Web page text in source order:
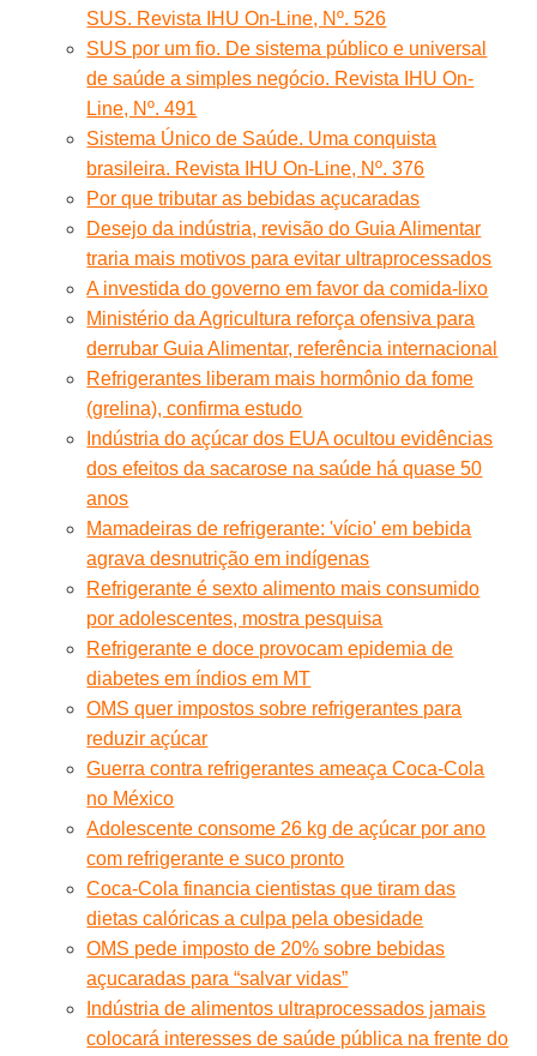
SUS. Revista IHU On-Line, Nº. 526
SUS por um fio. De sistema público e universal
de saúde a simples negócio. Revista IHU On-
Line, Nº. 491
Sistema Único de Saúde. Uma conquista
brasileira. Revista IHU On-Line, Nº. 376
Por que tributar as bebidas açucaradas
Desejo da indústria, revisão do Guia Alimentar
traria mais motivos para evitar ultraprocessados
A investida do governo em favor da comida-lixo
Ministério da Agricultura reforça ofensiva para
derrubar Guia Alimentar, referência internacional
Refrigerantes liberam mais hormônio da fome
(grelina), confirma estudo
Indústria do açúcar dos EUA ocultou evidências
dos efeitos da sacarose na saúde há quase 50
anos
Mamadeiras de refrigerante: 'vício' em bebida
agrava desnutrição em indígenas
Refrigerante é sexto alimento mais consumido
por adolescentes, mostra pesquisa
Refrigerante e doce provocam epidemia de
diabetes em índios em MT
OMS quer impostos sobre refrigerantes para
reduzir açúcar
Guerra contra refrigerantes ameaça Coca-Cola
no México
Adolescente consome 26 kg de açúcar por ano
com refrigerante e suco pronto
Coca-Cola financia cientistas que tiram das
dietas calóricas a culpa pela obesidade
OMS pede imposto de 20% sobre bebidas
açucaradas para “salvar vidas”
Indústria de alimentos ultraprocessados jamais
colocará interesses de saúde pública na frente do